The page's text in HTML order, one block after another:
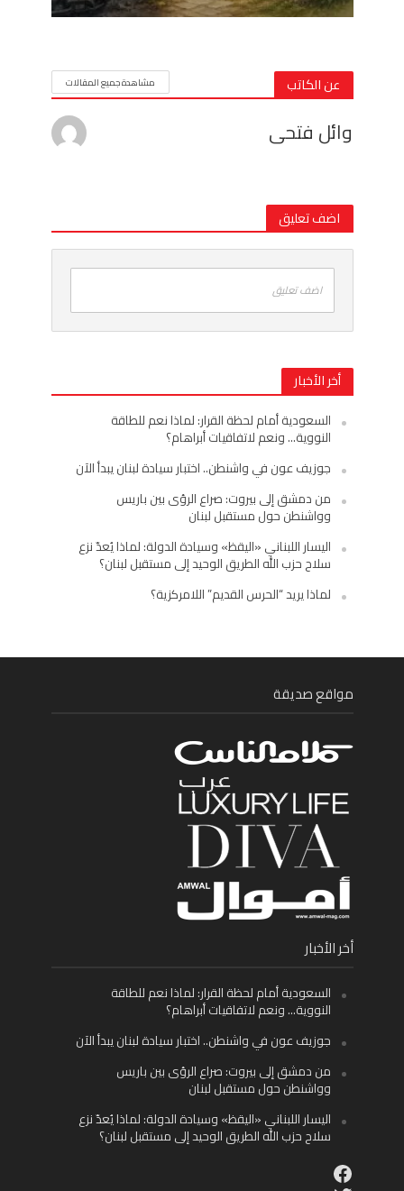
عن الكاتب مشاهدة جميع المقالات
وائل فتحى
اضف تعليق
اضف تعليق
أخر الأخبار
السعودية أمام لحظة القرار: لماذا نعم للطاقة
النووية… ونعم لاتفاقيات أبراهام؟
جوزيف عون في واشنطن.. اختبار سيادة لبنان يبدأ الآن
من دمشق إلى بيروت: صراع الرؤى بين باريس
وواشنطن حول مستقبل لبنان
اليسار اللبناني «اليقظ» وسيادة الدولة: لماذا يُعدّ نزع
سلاح حزب الله الطريق الوحيد إلى مستقبل لبنان؟
لماذا يريد “الحرس القديم” اللامركزية؟
مواقع صديقة
أخر الأخبار
السعودية أمام لحظة القرار: لماذا نعم للطاقة
النووية… ونعم لاتفاقيات أبراهام؟
جوزيف عون في واشنطن.. اختبار سيادة لبنان يبدأ الآن
من دمشق إلى بيروت: صراع الرؤى بين باريس
وواشنطن حول مستقبل لبنان
اليسار اللبناني «اليقظ» وسيادة الدولة: لماذا يُعدّ نزع
سلاح حزب الله الطريق الوحيد إلى مستقبل لبنان؟
Facebook